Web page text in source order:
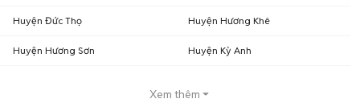
Huyện Đức Thọ Huyện Hương Khê
Huyện Hương Sơn Huyện Kỳ Anh
Xem thêm